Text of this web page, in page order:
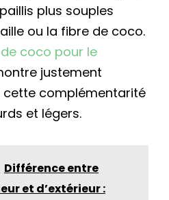
plus souples
ou la fibre de coco.
coco pour le
justement
complémentarité
et légers.
Différence entre
et d’extérieur :